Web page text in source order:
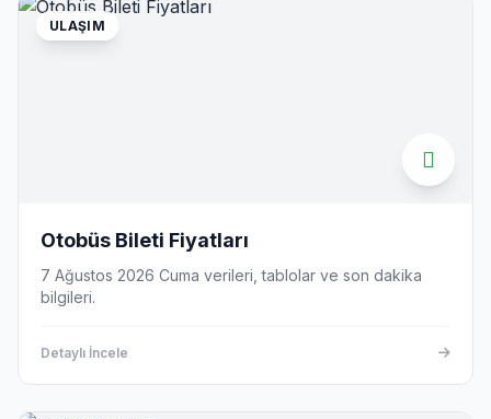
ULAŞIM
Otobüs Bileti Fiyatları
7 Ağustos 2026 Cuma verileri, tablolar ve son dakika
bilgileri.
Detaylı İncele